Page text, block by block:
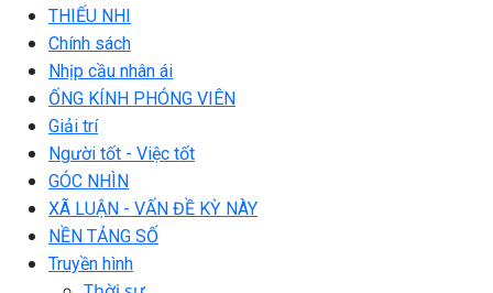
THIẾU NHI
Chính sách
Nhịp cầu nhân ái
ỐNG KÍNH PHÓNG VIÊN
Giải trí
Người tốt - Việc tốt
GÓC NHÌN
XÃ LUẬN - VẤN ĐỀ KỲ NÀY
NỀN TẢNG SỐ
Truyền hình